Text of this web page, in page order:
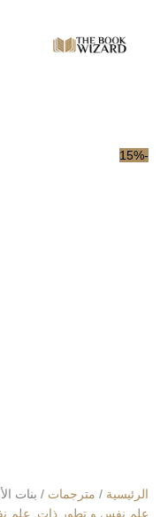
-15%
الرئيسية / مترجمات / بنات
علم نفس و تطور ذات
علم
الأمهات